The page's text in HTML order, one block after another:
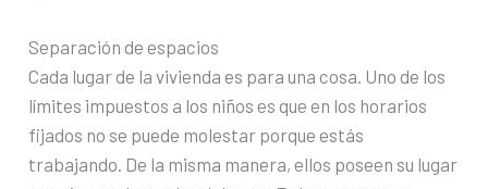
Separación de espacios
Cada lugar de la vivienda es para una cosa. Uno de los
límites impuestos a los niños es que en los horarios
fijados no se puede molestar porque estás
trabajando. De la misma manera, ellos poseen su lugar